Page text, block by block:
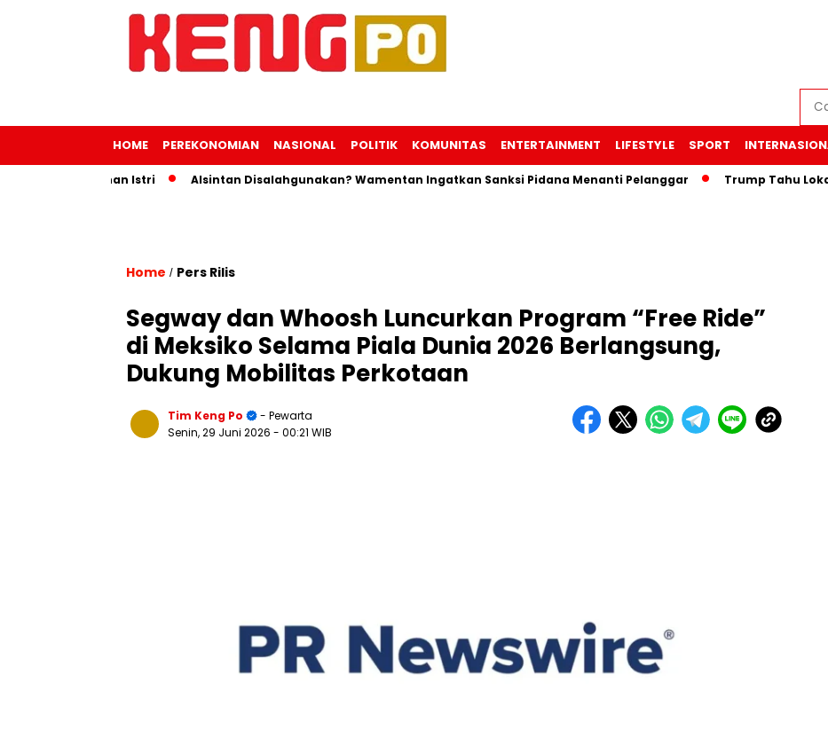
HOME PEREKONOMIAN NASIONAL POLITIK KOMUNITAS ENTERTAINMENT LIFESTYLE SPORT
Alsintan Disalahgunakan? Wamentan Ingatkan Sanksi Pidana Menanti Pelanggar Trump Tahu Lokasi
Home / Pers Rilis
Segway dan Whoosh Luncurkan Program “Free Ride”
di Meksiko Selama Piala Dunia 2026 Berlangsung,
Dukung Mobilitas Perkotaan
Tim Keng Po
- Pewarta
Senin, 29 Juni 2026 - 00:21 WIB